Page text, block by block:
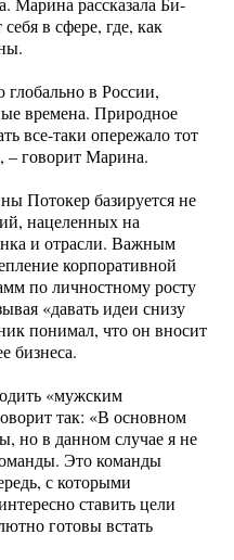
в сфере, где, как
глобально в России,
времена. Природное
все-таки опережало тот
– говорит Марина.
Потокер базируется не
нацеленных на
и отрасли. Важным
корпоративной
по личностному росту
«давать идеи снизу
понимал, что он вносит
бизнеса.
«мужским
так: «В основном
но в данном случае я не
Это команды
с которыми
ставить цели
готовы встать